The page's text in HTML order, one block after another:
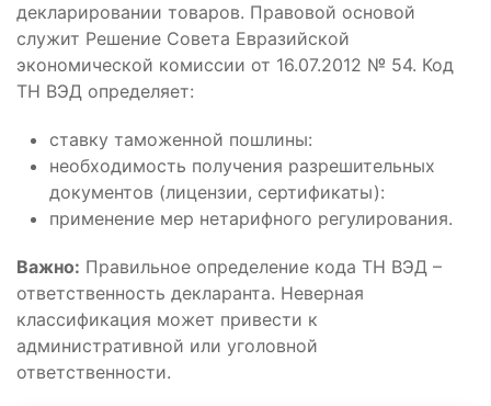
декларировании товаров. Правовой основой
служит Решение Совета Евразийской
экономической комиссии от 16.07.2012 № 54. Код
ТН ВЭД определяет:
ставку таможенной пошлины:
необходимость получения разрешительных
документов (лицензии, сертификаты):
применение мер нетарифного регулирования.
Важно: Правильное определение кода ТН ВЭД –
ответственность декларанта. Неверная
классификация может привести к
административной или уголовной
ответственности.